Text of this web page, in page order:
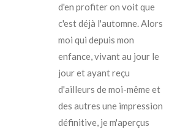
d'en profiter on voit que
c'est déjà l'automne. Alors
moi qui depuis mon
enfance, vivant au jour le
jour et ayant reçu
d'ailleurs de moi-même et
des autres une impression
définitive, je m'aperçus